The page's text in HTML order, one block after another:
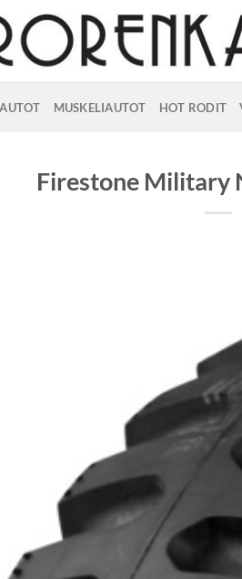
MUSKELIAUTOT HOT RODIT
Firestone Military